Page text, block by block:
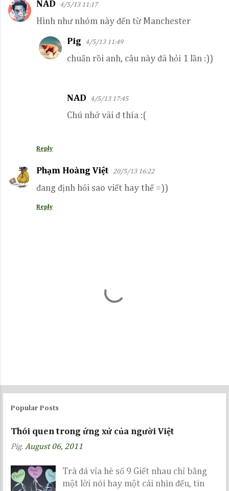
C
NAD 4/5/13 11:17
Hình như nhóm này đến từ Manchester
Reply
Pig 4/5/13 11:49
chuẩn rồi anh, câu này đã hỏi 1 lần :))
NAD 4/5/13 17:45
Chú nhớ vãi đ thía :(
Phạm Hoàng Việt 20/5/13 16:22
đang định hỏi sao viết hay thế =))
Reply
P
o
s
a
o
m
e
Popular Posts
Thói quen trong ứng xử của người Việt
Pig. August 06, 2011
Trà đá vỉa hè số 9 Giết nhau chỉ bằng
một lời nói hay một cái nhìn đểu, tin